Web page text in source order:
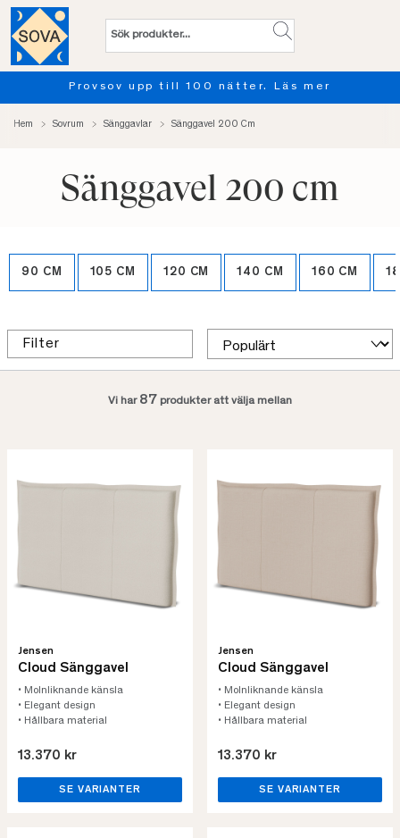
Provsov upp till 100 nätter. Läs mer
Hem Sovrum Sänggavlar Sänggavel 200 Cm
Sänggavel 200 cm
90 CM 105 CM 120 CM 140 CM 160 CM
Filter
Vi har 87 produkter att välja mellan
Jensen
Cloud Sänggavel
• Molnliknande känsla
• Elegant design
• Hållbara material
13.370 kr
SE VARIANTER
Jensen
Cloud Sänggavel
• Molnliknande känsla
• Elegant design
• Hållbara material
13.370 kr
SE VARIANTER